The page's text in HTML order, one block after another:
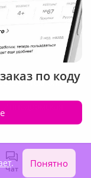
«Технология»
Чат Войти
по коду
. Понятно